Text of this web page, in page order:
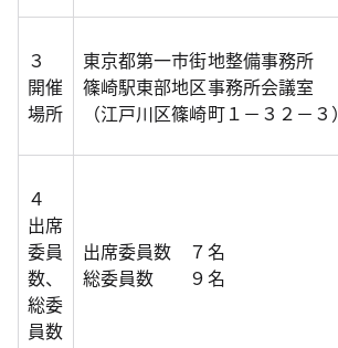
３
開催
場所
東京都第一市街地整備事務所
篠崎駅東部地区事務所会議室
（江戸川区篠崎町１－３２－３）
４
出席
委員
数、
総委
員数
出席委員数 ７名
総委員数 ９名